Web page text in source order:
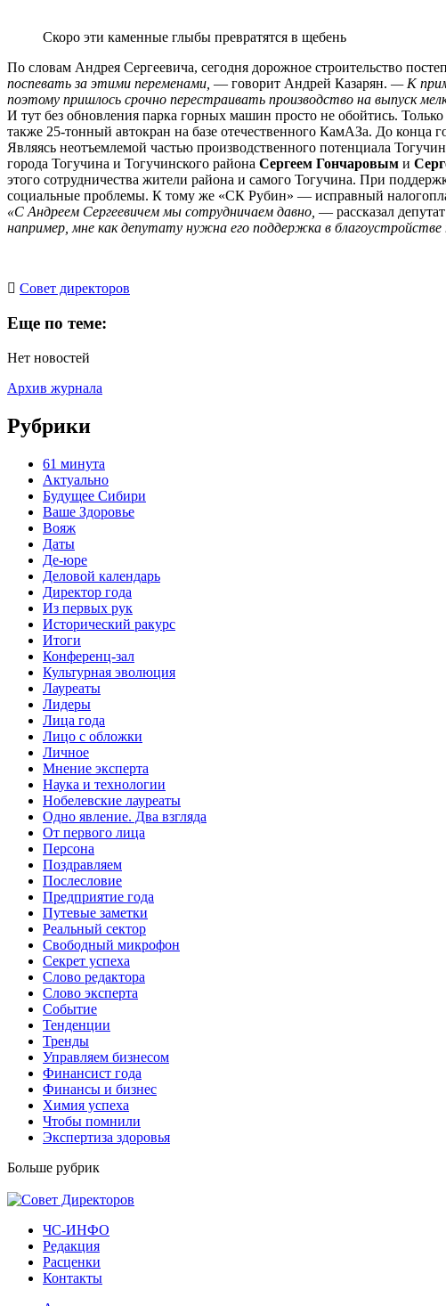
Скоро эти каменные глыбы превратятся в щебень
По словам Андрея Сергеевича, сегодня дорожное строительство
поспевать за этими переменами, — говорит Андрей Казарян. — К
поэтому пришлось срочно перестраивать производство на выпуск
И тут без обновления парка горных машин просто не обойтись.
также 25-тонный автокран на базе отечественного КамАЗа. До
Являясь неотъемлемой частью производственного потенциала
города Тогучина и Тогучинского района Сергеем Гончаровым и
этого сотрудничества жители района и самого Тогучина. При
социальные проблемы. К тому же «СК Рубин» — исправный
«С Андреем Сергеевичем мы сотрудничаем давно, — рассказал
например, мне как депутату нужна его поддержка в
Cовет директоров
Еще по теме:
Нет новостей
Архив журнала
Рубрики
61 минута
Актуально
Будущее Сибири
Ваше Здоровье
Вояж
Даты
Де-юре
Деловой календарь
Директор года
Из первых рук
Исторический ракурс
Итоги
Конференц-зал
Культурная эволюция
Лауреаты
Лидеры
Лица года
Лицо с обложки
Личное
Мнение эксперта
Наука и технологии
Нобелевские лауреаты
Одно явление. Два взгляда
От первого лица
Персона
Поздравляем
Послесловие
Предприятие года
Путевые заметки
Реальный сектор
Свободный микрофон
Секрет успеха
Слово редактора
Слово эксперта
Событие
Тенденции
Тренды
Управляем бизнесом
Финансист года
Финансы и бизнес
Химия успеха
Чтобы помнили
Экспертиза здоровья
Больше рубрик
ЧС-ИНФО
Редакция
Расценки
Контакты